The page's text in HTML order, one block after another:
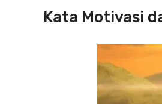
Kata Motivasi